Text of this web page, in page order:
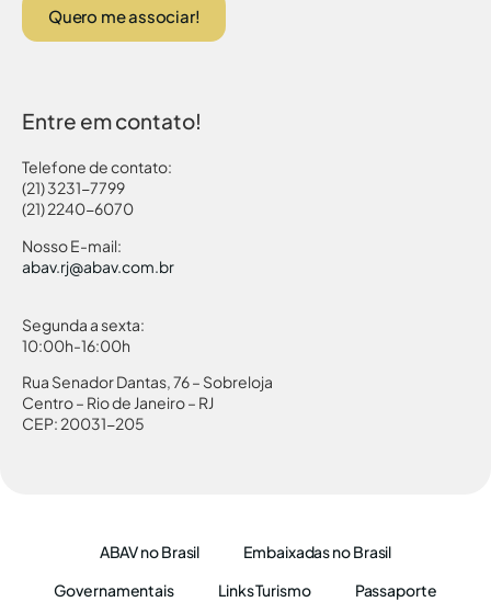
Quero me associar!
Entre em contato!
Telefone de contato:
(21) 3231-7799
(21) 2240-6070
Nosso E-mail:
abav.rj@abav.com.br
Segunda a sexta:
10:00h-16:00h
Rua Senador Dantas, 76 – Sobreloja
Centro – Rio de Janeiro – RJ
CEP: 20031-205
ABAV no Brasil
Embaixadas no Brasil
Governamentais
Links Turismo Passaporte